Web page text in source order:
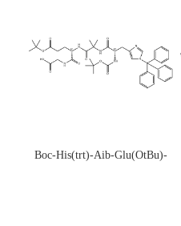
Boc-His(trt)-Aib-Glu(OtBu)-